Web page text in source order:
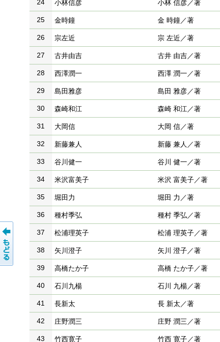
24 小林信彦 小林 信彦／著
25 金時鐘 金 時鐘／著
26 宗左近 宗 左近／著
27 古井由吉 古井 由吉／著
28 西澤潤一 西澤 潤一／著
29 島田雅彦 島田 雅彦／著
30 森崎和江 森崎 和江／著
31 大岡信 大岡 信／著
32 新藤兼人 新藤 兼人／著
33 谷川健一 谷川 健一／著
34 米沢富美子 米沢 富美子／著
35 堀田力 堀田 力／著
36 種村季弘 種村 季弘／著
37 松浦理英子 松浦 理英子／著
38 矢川澄子 矢川 澄子／著
39 高橋たか子 高橋 たか子／著
40 石川九楊 石川 九楊／著
41 長新太 長 新太／著
42 庄野潤三 庄野 潤三／著
43 竹西寛子 竹西 寛子／著